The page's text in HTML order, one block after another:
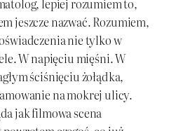
lepiej rozumiem to,
jeszcze nazwać. Rozumiem,
nie tylko w
W napięciu mięśni. W
ściśnięciu żołądka,
na mokrej ulicy.
jak filmowa scena